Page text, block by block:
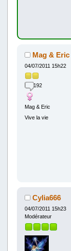
Mag & Eric
04/07/2011 15h22
192
Mag & Eric
Vive la vie
Cylia666
04/07/2011 15h23
Modérateur